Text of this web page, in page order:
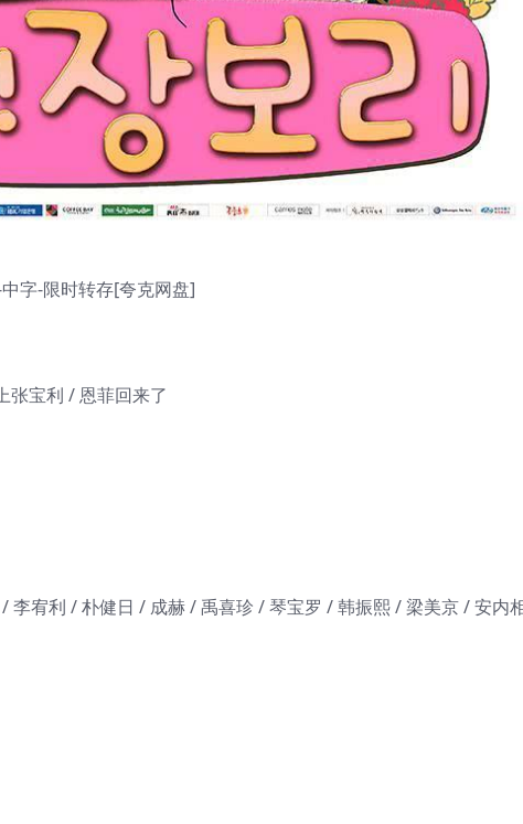
字-限时转存[夸克网盘]
张宝利 / 恩菲回来了
李宥利 / 朴健日 / 成赫 / 禹喜珍 / 琴宝罗 / 韩振熙 / 梁美京 / 安内